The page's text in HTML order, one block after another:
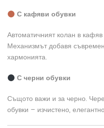
С кафяви обувки
Автоматичният колан в
Механизмът добавя
хармонията.
С черни обувки
Същото важи и за черно.
обувки – изчистено,